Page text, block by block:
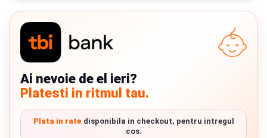
Regulament giveaway
Showroom
Depozit
Ai nevoie de el ieri?
Platesti in ritmul tau.
Plata in ratedisponibila in checkout, pentru intregul
cos.
Chrome cu detalii negre
Verde cu detalii negre